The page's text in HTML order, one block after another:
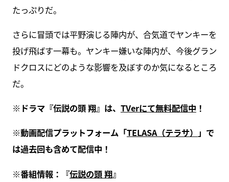
たっぷりだ。
さらに冒頭では平野演じる陣内が、合気道でヤンキーを
投げ飛ばす一幕も。ヤンキー嫌いな陣内が、今後グラン
ドクロスにどのような影響を及ぼすのか気になるところ
だ。
※ドラマ『伝説の頭 翔』は、 TVerにて無料配信中 ！
※動画配信プラットフォーム「TELASA（テラサ） 」で
は過去回も含めて配信中！
※番組情報：『伝説の頭 翔』